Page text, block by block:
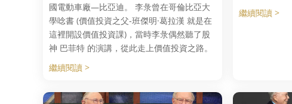
國電動車廠—比亞迪。 李彔曾在哥倫比亞大
學唸書 (價值投資之父-班傑明·葛拉漢 就是在
這裡開設價值投資課)，當時李彔偶然聽了股
神 巴菲特 的演講，從此走上價值投資之路。
繼續閱讀 >
繼續閱讀 >